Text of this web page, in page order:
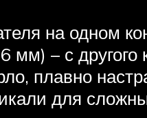
на одном
– с другого
плавно
для